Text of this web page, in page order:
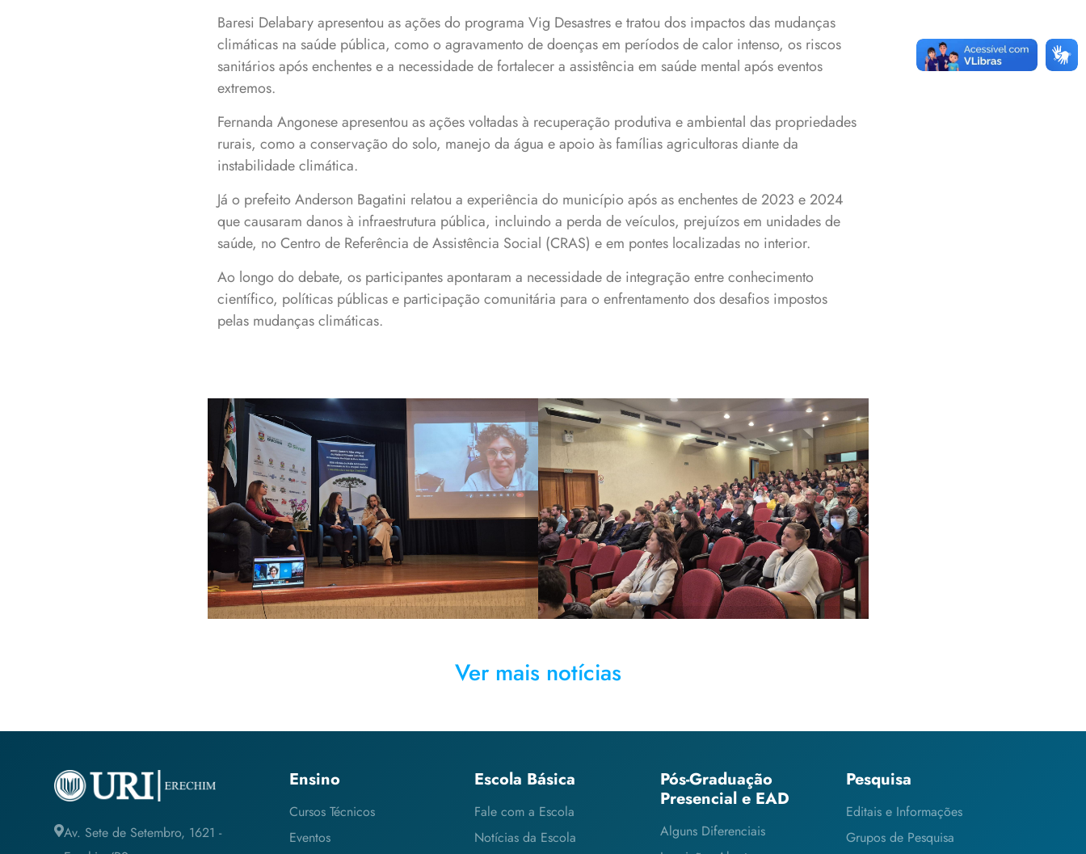
Baresi Delabary apresentou as ações do programa Vig Desastres e tratou dos impactos das mudanças
climáticas na saúde pública, como o agravamento de doenças em períodos de calor intenso, os riscos
sanitários após enchentes e a necessidade de fortalecer a assistência em saúde mental após eventos
extremos.
Fernanda Angonese apresentou as ações voltadas à recuperação produtiva e ambiental das propriedades
rurais, como a conservação do solo, manejo da água e apoio às famílias agricultoras diante da
instabilidade climática.
Já o prefeito Anderson Bagatini relatou a experiência do município após as enchentes de 2023 e 2024
que causaram danos à infraestrutura pública, incluindo a perda de veículos, prejuízos em unidades de
saúde, no Centro de Referência de Assistência Social (CRAS) e em pontes localizadas no interior.
Ao longo do debate, os participantes apontaram a necessidade de integração entre conhecimento
científico, políticas públicas e participação comunitária para o enfrentamento dos desafios impostos
pelas mudanças climáticas.
Participantes defenderam ações
coletivas na prevenção de
acidentes climáticos
Auditório da URI recebeu grande
público interessado na temática
ambiental
Ver mais notícias
Av. Sete de Setembro, 1621 -
Ensino
Cursos Técnicos
Eventos
Escola Básica
Fale com a Escola
Notícias da Escola
Pós-Graduação
Presencial e EAD
Alguns Diferenciais
Pesquisa
Editais e Informações
Grupos de Pesquisa